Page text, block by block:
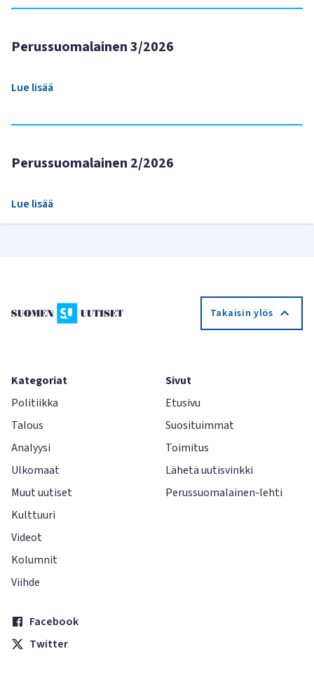
Perussuomalainen 3/2026
Lue lisää
Perussuomalainen 2/2026
Lue lisää
Takaisin ylös
Kategoriat
Politiikka
Talous
Analyysi
Ulkomaat
Muut uutiset
Kulttuuri
Videot
Kolumnit
Viihde
Sivut
Etusivu
Suosituimmat
Toimitus
Lähetä uutisvinkki
Perussuomalainen-lehti
Facebook
Twitter